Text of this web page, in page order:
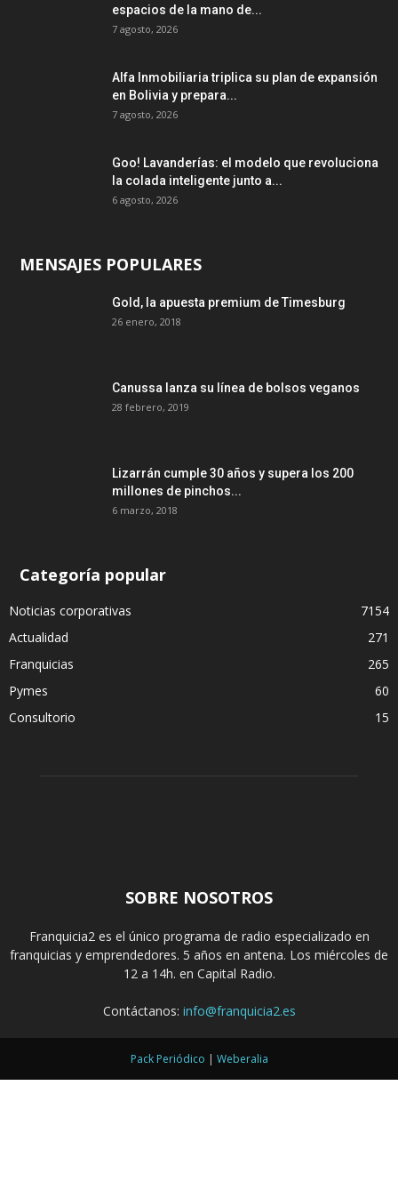
espacios de la mano de...
7 agosto, 2026
Alfa Inmobiliaria triplica su plan de expansión
en Bolivia y prepara...
7 agosto, 2026
Goo! Lavanderías: el modelo que revoluciona
la colada inteligente junto a...
6 agosto, 2026
MENSAJES POPULARES
Gold, la apuesta premium de Timesburg
26 enero, 2018
Canussa lanza su línea de bolsos veganos
28 febrero, 2019
Lizarrán cumple 30 años y supera los 200
millones de pinchos...
6 marzo, 2018
Categoría popular
Noticias corporativas
7154
Actualidad
271
Franquicias
265
Pymes
60
Consultorio
15
SOBRE NOSOTROS
Franquicia2 es el único programa de radio especializado en
franquicias y emprendedores. 5 años en antena. Los miércoles de
12 a 14h. en Capital Radio.
Contáctanos: info@franquicia2.es
Pack Periódico | Weberalia